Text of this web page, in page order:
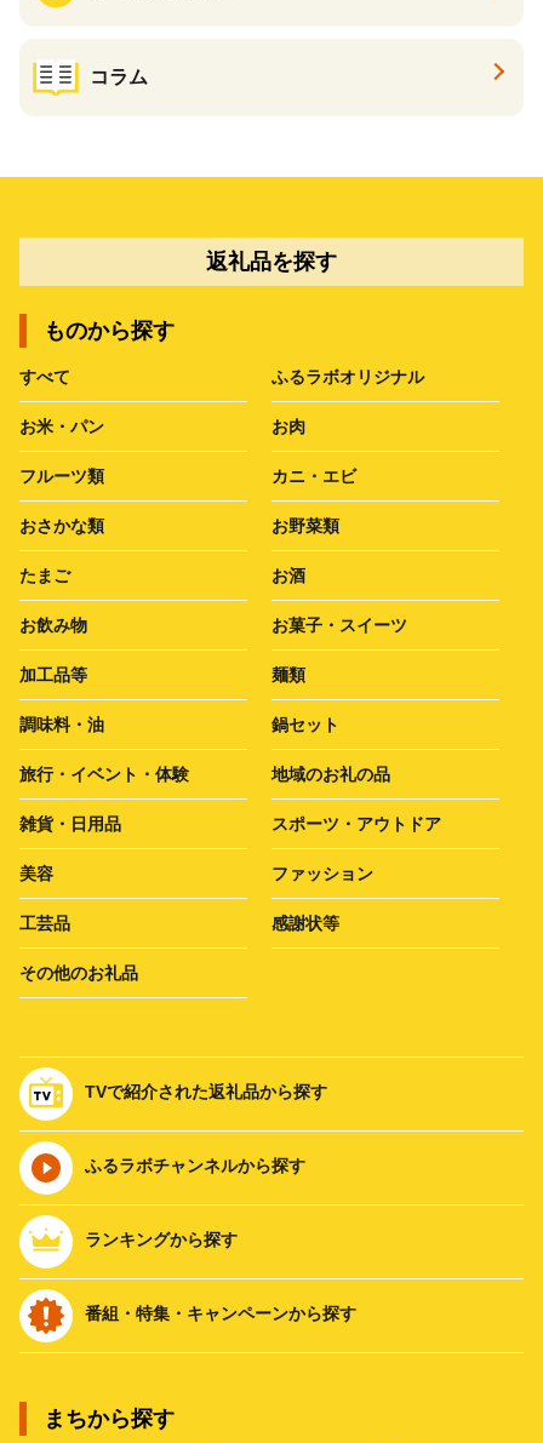
コラム
返礼品を探す
ものから探す
すべて ふるラボオリジナル
お米・パン お肉
フルーツ類 カニ・エビ
おさかな類 お野菜類
たまご お酒
お飲み物 お菓子・スイーツ
加工品等 麺類
調味料・油 鍋セット
旅行・イベント・体験 地域のお礼の品
雑貨・日用品 スポーツ・アウトドア
美容 ファッション
工芸品 感謝状等
その他のお礼品
TVで紹介された返礼品から探す
ふるラボチャンネルから探す
ランキングから探す
番組・特集・キャンペーンから探す
まちから探す